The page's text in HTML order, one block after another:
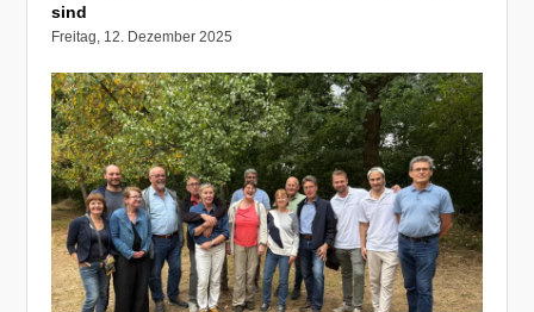
sind
Freitag, 12. Dezember 2025